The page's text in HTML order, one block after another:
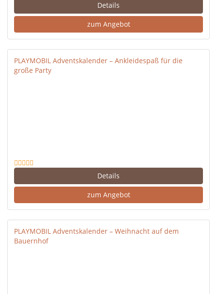
Details
zum Angebot
PLAYMOBIL Adventskalender – Ankleidespaß für die
große Party
Details
zum Angebot
PLAYMOBIL Adventskalender – Weihnacht auf dem
Bauernhof